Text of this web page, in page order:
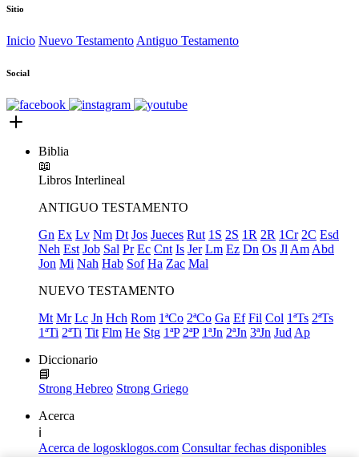
Sitio
Inicio Nuevo Testamento Antiguo Testamento
Social
Biblia
📖
Libros Interlineal
ANTIGUO TESTAMENTO
Gn Ex Lv Nm Dt Jos Jueces Rut 1S 2S 1R 2R 1Cr 2C Esd
Neh Est Job Sal Pr Ec Cnt Is Jer Lm Ez Dn Os Jl Am Abd
Jon Mi Nah Hab Sof Ha Zac Mal
NUEVO TESTAMENTO
Mt Mr Lc Jn Hch Rom 1ªCo 2ªCo Ga Ef Fil Col 1ªTs 2ªTs
1ªTi 2ªTi Tit Flm He Stg 1ªP 2ªP 1ªJn 2ªJn 3ªJn Jud Ap
Diccionario
📘
Strong Hebreo Strong Griego
Acerca
ℹ️
Acerca de logosklogos.com Consultar fechas disponibles